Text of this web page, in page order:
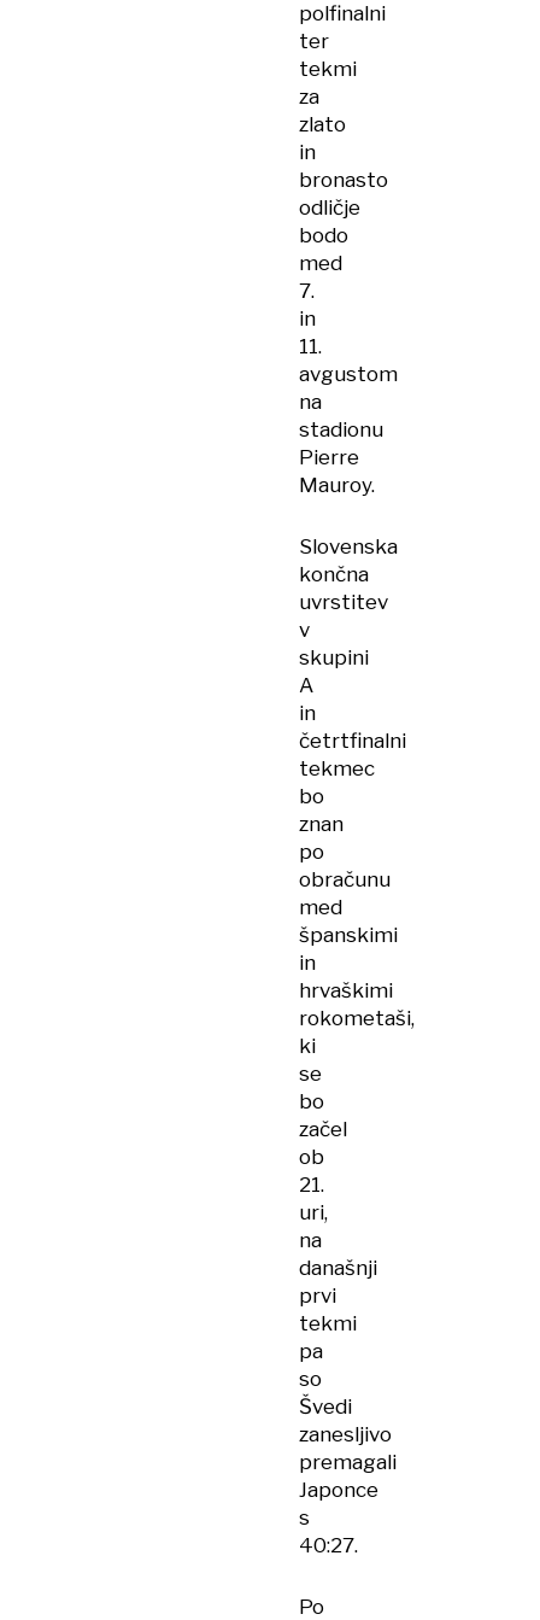
polfinalni
ter
tekmi
za
zlato
in
bronasto
odličje
bodo
med
7.
in
11.
avgustom
na
stadionu
Pierre
Mauroy.
Slovenska
končna
uvrstitev
v
skupini
A
in
četrtfinalni
tekmec
bo
znan
po
obračunu
med
španskimi
in
hrvaškimi
rokometaši,
ki
se
bo
začel
ob
21.
uri,
na
današnji
prvi
tekmi
pa
so
Švedi
zanesljivo
premagali
Japonce
s
40:27.
Po